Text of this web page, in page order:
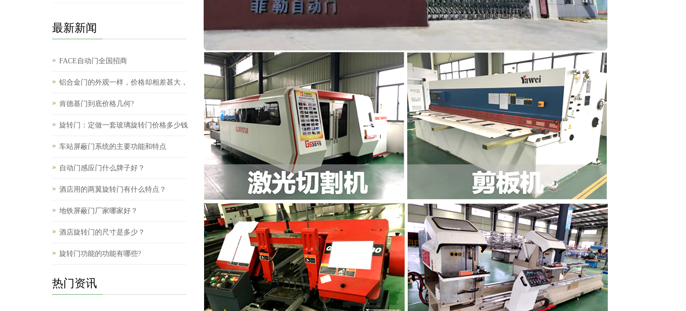
最新新闻
FACE自动门全国招商
铝合金门的外观一样，价格却相差甚大，
肯德基门到底价格几何?
旋转门：定做一套玻璃旋转门价格多少钱
车站屏蔽门系统的主要功能和特点
自动门感应门什么牌子好？
酒店用的两翼旋转门有什么特点？
地铁屏蔽门厂家哪家好？
酒店旋转门的尺寸是多少？
旋转门功能的功能有哪些?
热门资讯